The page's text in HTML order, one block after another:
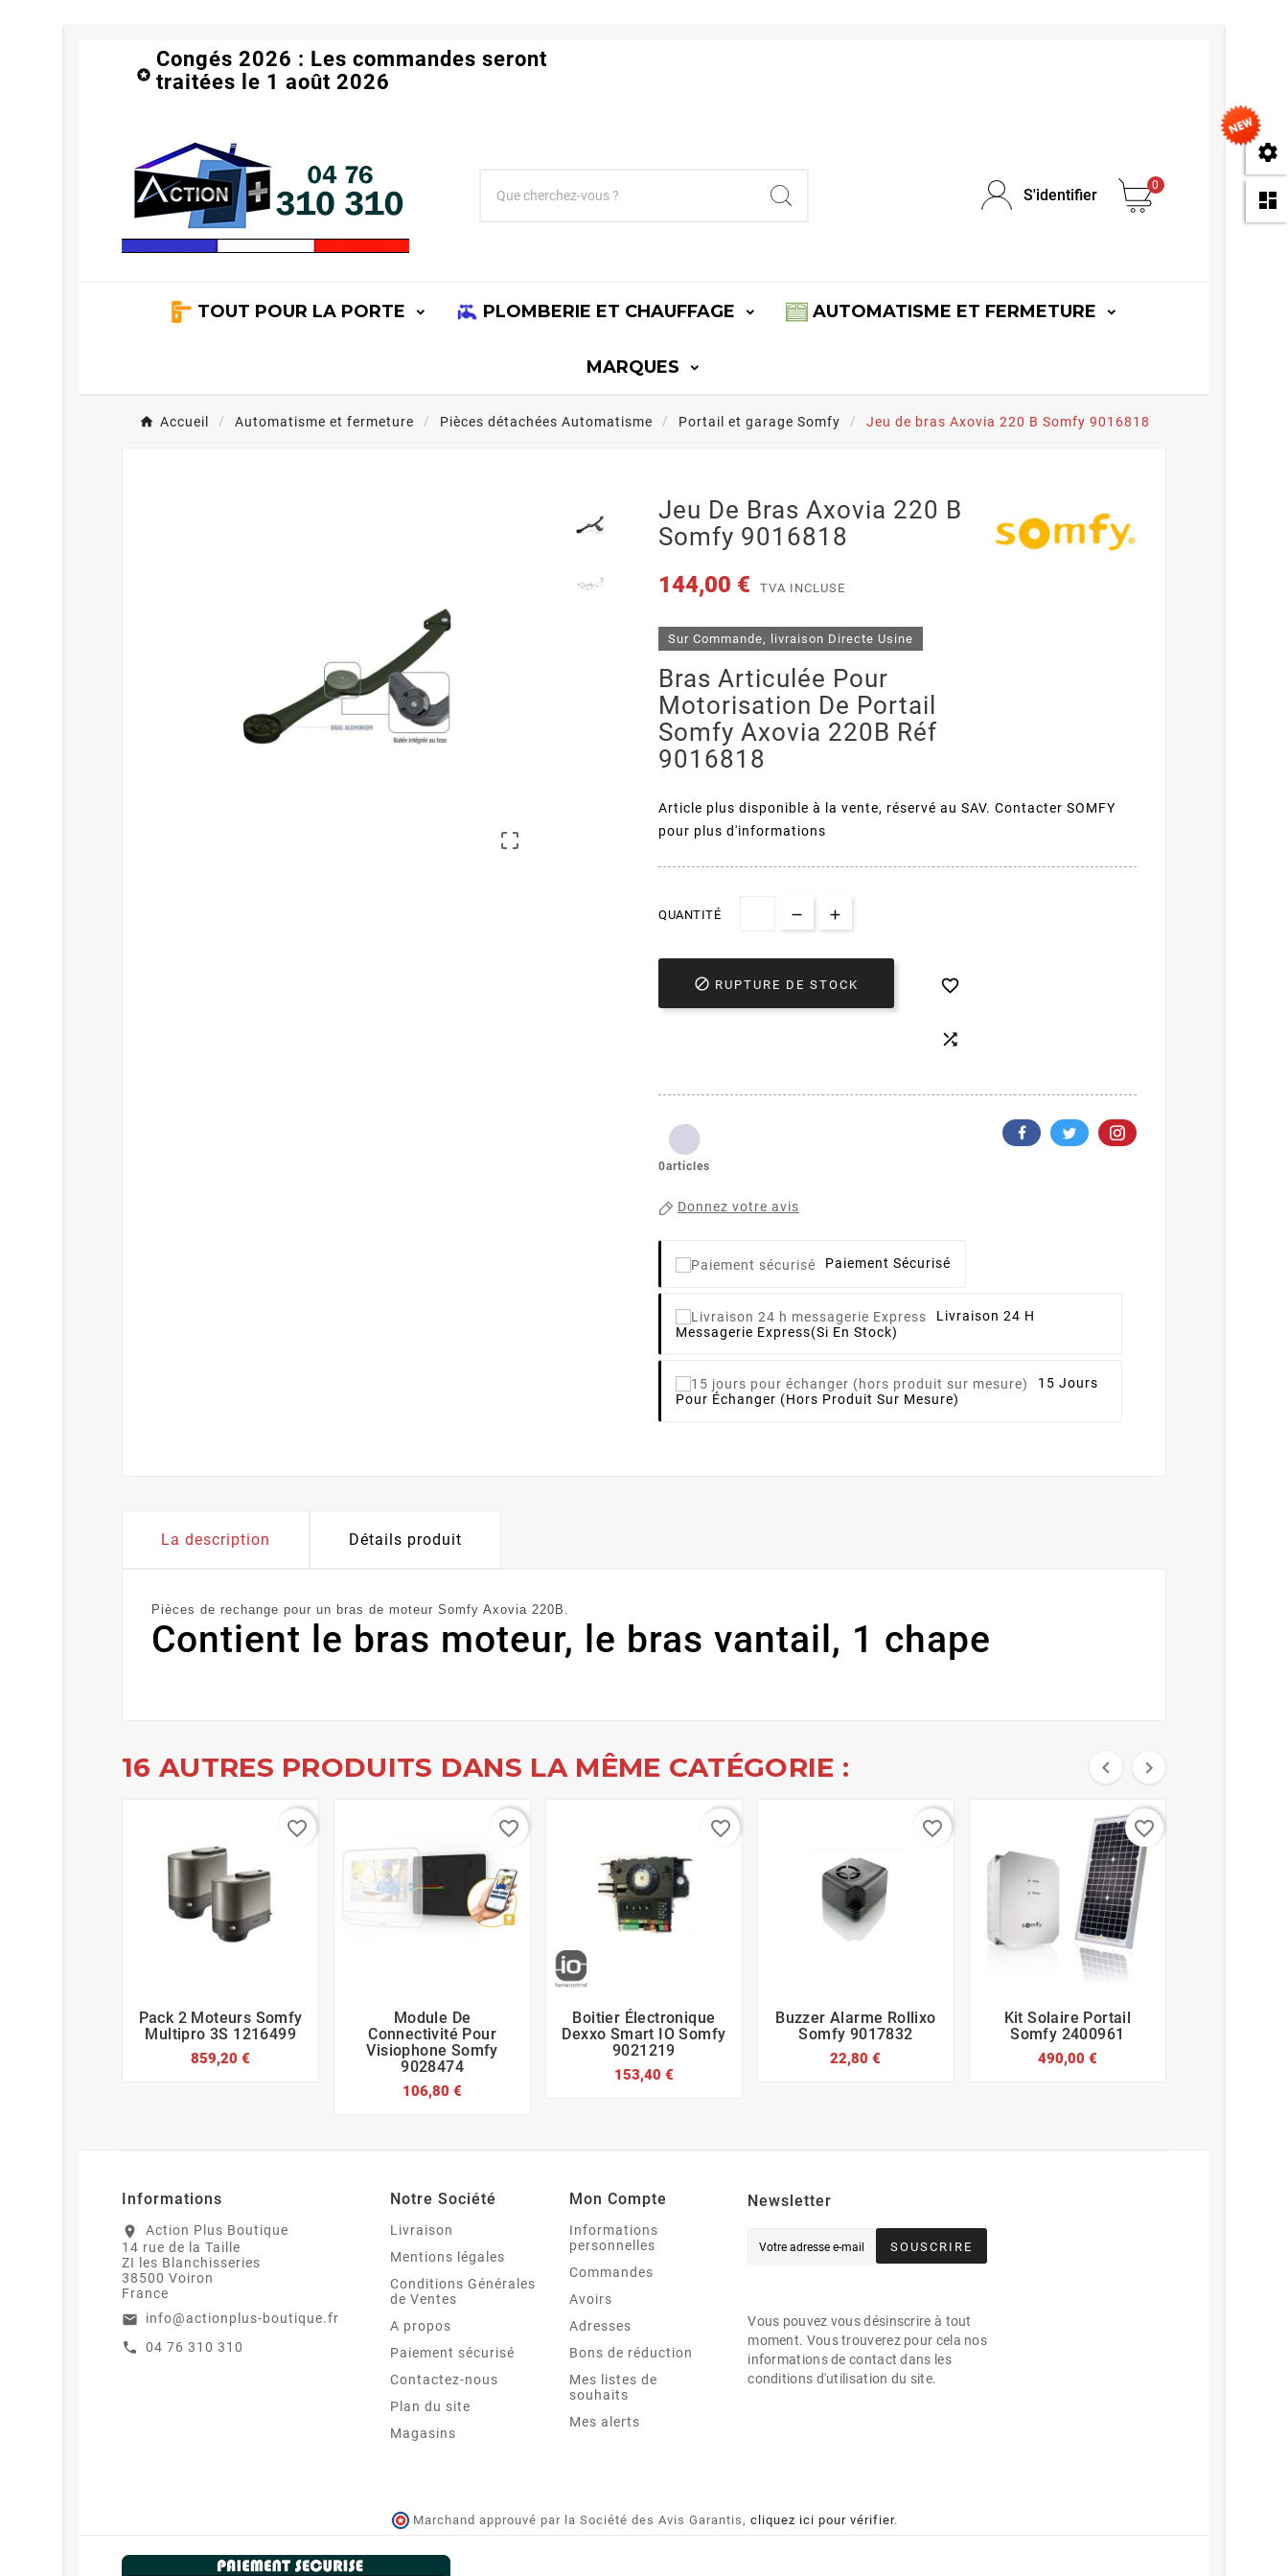

Congés 2026 : Les commandes seront
traitées le 1 août 2026
S'identifier
0
TOUT POUR LA PORTE PLOMBERIE ET CHAUFFAGE AUTOMATISME ET FERMETURE
MARQUES
Accueil Automatisme et fermeture Pièces détachées Automatisme Portail et garage Somfy Jeu de bras Axovia 220 B Somfy 9016818

Jeu De Bras Axovia 220 B
Somfy 9016818
144,00 € TVA INCLUSE
Sur Commande, livraison Directe Usine
Bras Articulée Pour
Motorisation De Portail
Somfy Axovia 220B Réf
9016818
Article plus disponible à la vente, réservé au SAV. Contacter SOMFY
pour plus d'informations
QUANTITÉ
 RUPTURE DE STOCK 

0articles
Donnez votre avis
Paiement Sécurisé
Livraison 24 H
Messagerie Express(si En Stock)
15 Jours
Pour Échanger (hors Produit Sur Mesure)
La description Détails produit
Pièces de rechange pour un bras de moteur Somfy Axovia 220B.
Contient le bras moteur, le bras vantail, 1 chape
16 AUTRES PRODUITS DANS LA MÊME CATÉGORIE :  
   
Pack 2 Moteurs Somfy
Multipro 3S 1216499
859,20 €
favorite_border
   
Module De
Connectivité Pour
Visiophone Somfy
9028474
106,80 €
favorite_border
   
Boitier Électronique
Dexxo Smart IO Somfy
9021219
153,40 €
favorite_border
  
Buzzer Alarme Rollixo
Somfy 9017832
22,80 €
favorite_border
  
Kit Solaire Portail
Somfy 2400961
490,00 €
favorite_border
Informations
location_on
Action Plus Boutique
14 rue de la Taille
ZI les Blanchisseries
38500 Voiron
France
email info@actionplus-boutique.fr
call 04 76 310 310
Notre Société
Livraison
Mentions légales
Conditions Générales
de Ventes
A propos
Paiement sécurisé
Contactez-nous
Plan du site
Magasins
Mon Compte
Informations
personnelles
Commandes
Avoirs
Adresses
Bons de réduction
Mes listes de
souhaits
Mes alerts
Newsletter
SOUSCRIRE
Vous pouvez vous désinscrire à tout
moment. Vous trouverez pour cela nos
informations de contact dans les
conditions d'utilisation du site.
Marchand approuvé par la Société des Avis Garantis, cliquez ici pour vérifier.